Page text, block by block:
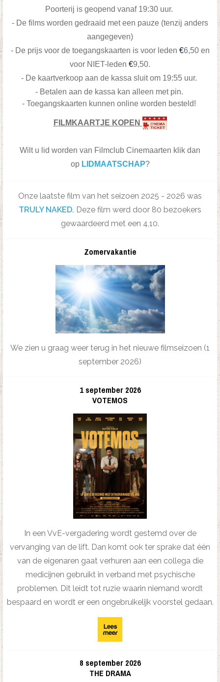
Poorterij is geopend vanaf 19:30 uur.
- De films worden gedraaid met een pauze (tenzij anders
aangegeven)
- De prijs voor de toegangskaarten is voor leden €6,50 en
voor NIET-leden €9,50.
- De kaartverkoop aan de kassa sluit om 19:55 uur.
- Betalen aan de kassa kan alleen met pin.
- Toegangskaarten kunnen online worden besteld!
FILMKAARTJE KOPEN
Wilt u lid worden van Filmclub Cinemaarten klik dan
op LIDMAATSCHAP?
Onze laatste film van het seizoen 2025 - 2026 was
TRULY NAKED. Deze film werd door 80 bezoekers
gewaardeerd met een 4,10.
Zomervakantie
We zien u graag weer terug in het nieuwe filmseizoen (1
september 2026)
1 september 2026
VOTEMOS
In een VvE-vergadering wordt gestemd over de
vervanging van de lift. Dan komt ook ter sprake dat één
van de eigenaren gaat verhuren aan een collega die
medicijnen gebruikt in verband met psychische
problemen. Dit leidt tot ruzie waarin niemand wordt
bespaard en wordt er een ongebruikelijk voorstel gedaan.
8 september 2026
THE DRAMA